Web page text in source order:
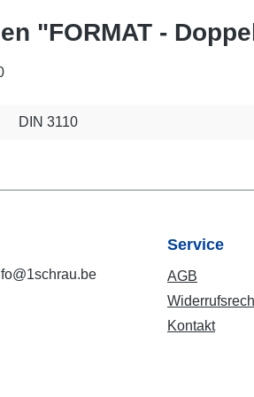
"FORMAT -
DIN 3110
Service
AGB
Kontakt